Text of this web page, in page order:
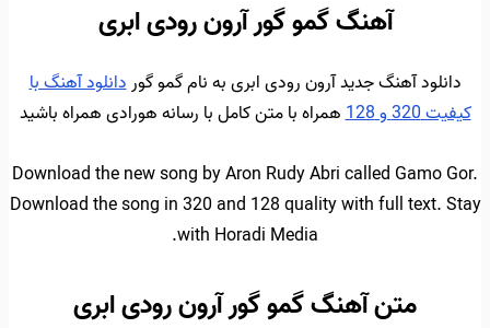
آهنگ گمو گور آرون رودی ابری
دانلود آهنگ جدید آرون رودی ابری به نام گمو گوردانلود آهنگ با
کیفیت 320 و 128
همراه با متن کامل با رسانه هورادی همراه باشید
Download the new song by Aron Rudy Abri called Gamo Gor.
Download the song in 320 and 128 quality with full text. Stay
with Horadi Media.
متن آهنگ گمو گور آرون رودی ابری